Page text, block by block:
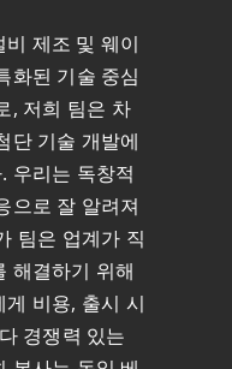
제조 및 웨이
화된 기술 중심
, 저희 팀은 차
단 기술 개발에
우리는 독창적
으로 잘 알려져
팀은 업계가 직
해결하기 위해
비용, 출시 시
경쟁력 있는